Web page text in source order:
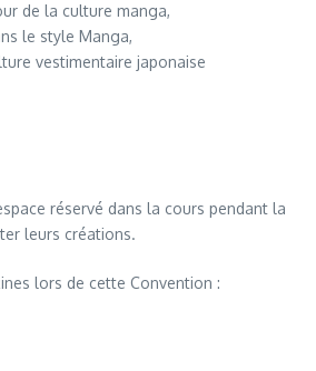
de la culture manga,
le style Manga,
vestimentaire japonaise
réservé dans la cours pendant la
leurs créations.
lors de cette Convention :